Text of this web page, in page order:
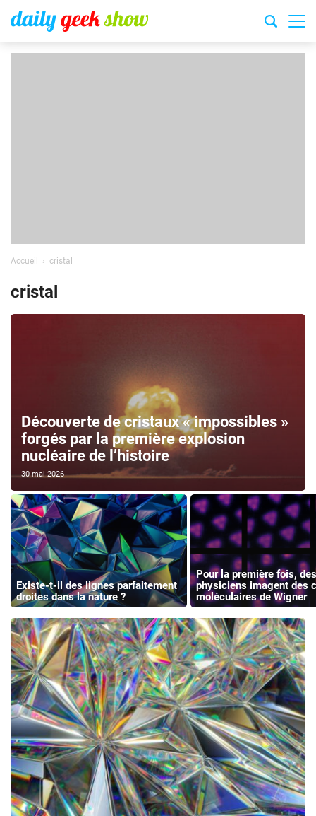
Accueil cristal
cristal
Découverte de cristaux « impossibles »
forgés par la première explosion
nucléaire de l’histoire
30 mai 2026
Existe-t-il des lignes parfaitement
droites dans la nature ?
Pour la première fois, des
physiciens imagent des
moléculaires de Wigner